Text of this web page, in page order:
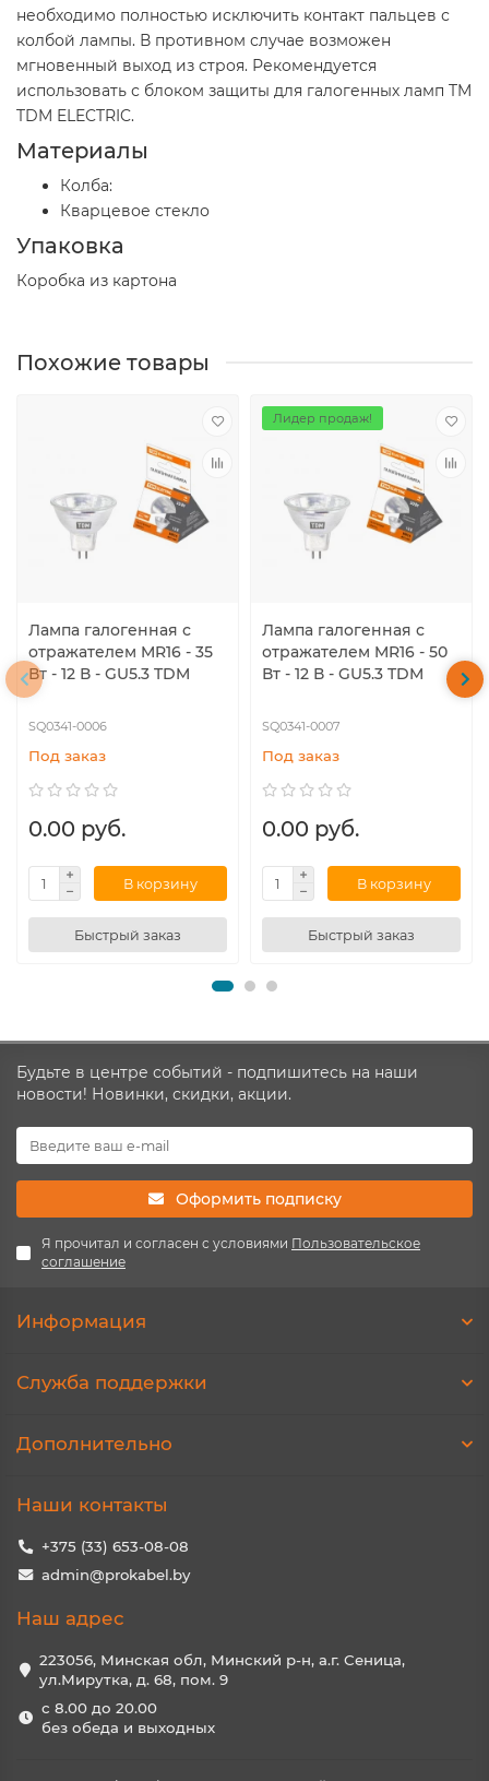
необходимо полностью исключить контакт пальцев с
колбой лампы. В противном случае возможен
мгновенный выход из строя. Рекомендуется
использовать с блоком защиты для галогенных ламп TM
TDM ELECTRIC.
Материалы
Колба:
Кварцевое стекло
Упаковка
Коробка из картона
Похожие товары
Лампа галогенная с
отражателем MR16 - 35
Вт - 12 В - GU5.3 TDM
SQ0341-0006
Под заказ
0.00 руб.
В корзину
Быстрый заказ
Лидер продаж!
Лампа галогенная с
отражателем MR16 - 50
Вт - 12 В - GU5.3 TDM
SQ0341-0007
Под заказ
0.00 руб.
В корзину
Быстрый заказ
Будьте в центре событий - подпишитесь на наши
новости! Новинки, скидки, акции.
Оформить подписку
Я прочитал и согласен с условиями Пользовательское
соглашение
Информация
Служба поддержки
Дополнительно
Наши контакты
+375 (33) 653-08-08
admin@prokabel.by
Наш адрес
223056, Минская обл, Минский р-н, а.г. Сеница,
ул.Мирутка, д. 68, пом. 9
с 8.00 до 20.00
без обеда и выходных